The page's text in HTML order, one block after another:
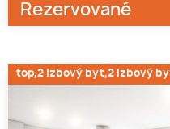
Rezervované
top,2 izbový byt,2 izbový